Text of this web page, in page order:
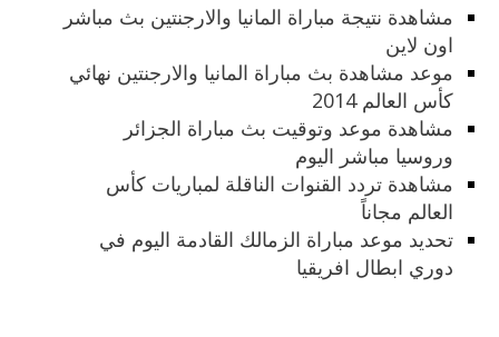
مشاهدة نتيجة مباراة المانيا والارجنتين بث مباشر
اون لاين
موعد مشاهدة بث مباراة المانيا والارجنتين نهائي
كأس العالم 2014
مشاهدة موعد وتوقيت بث مباراة الجزائر
وروسيا مباشر اليوم
مشاهدة تردد القنوات الناقلة لمباريات كأس
العالم مجاناً
تحديد موعد مباراة الزمالك القادمة اليوم في
دوري ابطال افريقيا